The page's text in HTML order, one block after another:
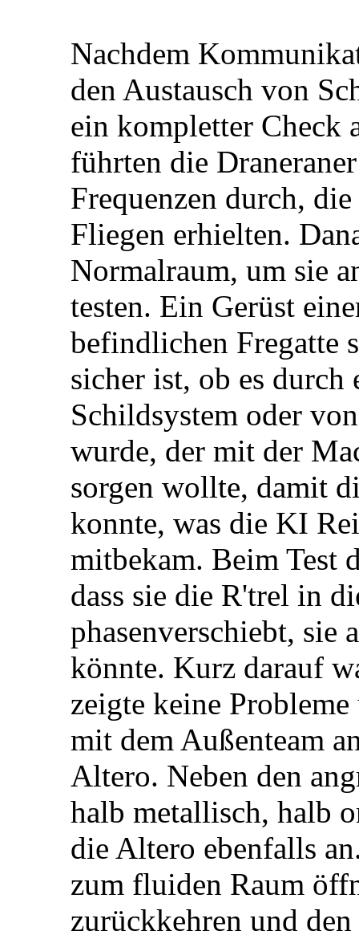
Nachdem
den Austausch von
ein kompletter Check
führten die
Frequenzen durch,
Fliegen erhielten.
Normalraum, um sie
testen. Ein Gerüst
befindlichen Fregatte
sicher ist, ob es
Schildsystem oder
wurde, der mit der
sorgen wollte, damit
konnte, was die KI
mitbekam. Beim Test
dass sie die R'trel in
phasenverschiebt, sie
könnte. Kurz darauf
zeigte keine
mit dem Außenteam
Altero. Neben den
halb metallisch, halb
die Altero ebenfalls
zum fluiden Raum
zurückkehren und